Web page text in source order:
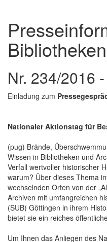
Nr. 234/2016
Einladung zum
Nationaler Aktionstag für
(pug) Brände,
Wissen in Bibliotheken und
Verfall wertvoller historischer
warum? Über dieses Thema
wechselnden Orten von der
Archiven mit umfangreichen
(SUB) Göttingen in ihrem
bietet sie ein reiches
Um Ihnen das Anliegen des